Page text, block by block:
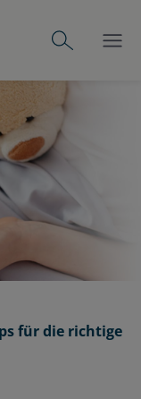
für die richtige